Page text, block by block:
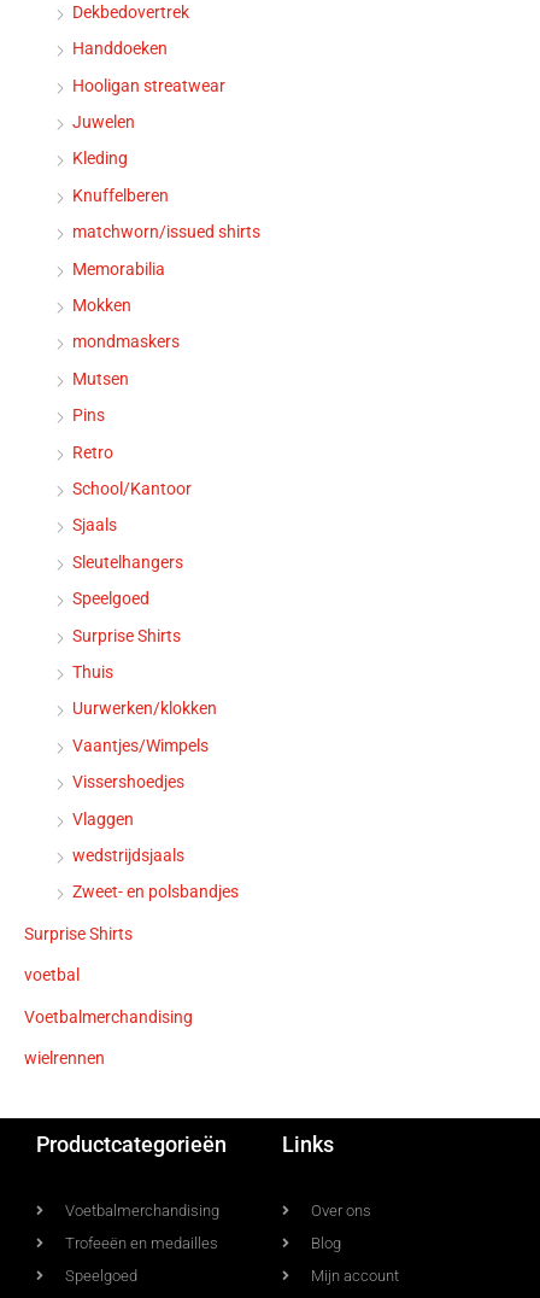
Dekbedovertrek
Handdoeken
Hooligan streatwear
Juwelen
Kleding
Knuffelberen
matchworn/issued shirts
Memorabilia
Mokken
mondmaskers
Mutsen
Pins
Retro
School/Kantoor
Sjaals
Sleutelhangers
Speelgoed
Surprise Shirts
Thuis
Uurwerken/klokken
Vaantjes/Wimpels
Vissershoedjes
Vlaggen
wedstrijdsjaals
Zweet- en polsbandjes
Surprise Shirts
voetbal
Voetbalmerchandising
wielrennen
Productcategorieën
Voetbalmerchandising
Trofeeën en medailles
Speelgoed
Links
Over ons
Blog
Mijn account